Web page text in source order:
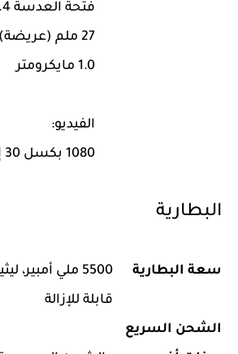
فتحة العدسة f/2.4
27 ملم (عريضة)
1.0 مايكرومتر
الفيديو:
1080 بكسل 30 إطارًا في الثانية
البطارية
سعة البطارية
5500 ملي أمبير،
قابلة للإزالة
الشحن السريع